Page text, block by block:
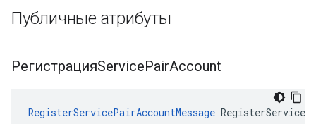
Публичные атрибуты
РегистрацияServicePairAccount
RegisterServicePairAccountMessage